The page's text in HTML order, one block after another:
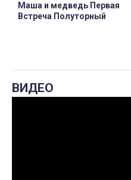
Маша и медведь Первая
Встреча Полуторный
ВИДЕО